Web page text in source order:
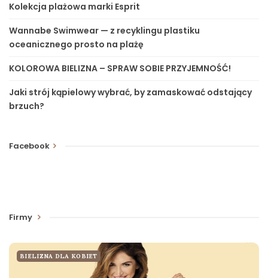
Kolekcja plażowa marki Esprit
Wannabe Swimwear — z recyklingu plastiku
oceanicznego prosto na plażę
KOLOROWA BIELIZNA – SPRAW SOBIE PRZYJEMNOŚĆ!
Jaki strój kąpielowy wybrać, by zamaskować odstający
brzuch?
Facebook
Firmy
BIELIZNA DLA KOBIET